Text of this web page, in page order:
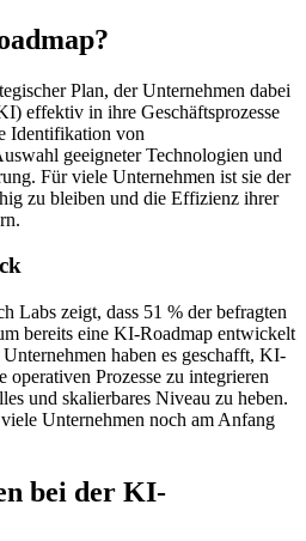
Plan, der Unternehmen dabei
effektiv in ihre Geschäftsprozesse
Identifikation von
geeigneter Technologien und
Für viele Unternehmen ist sie der
zu bleiben und die Effizienz ihrer
Labs zeigt, dass 51 % der befragten
bereits eine KI-Roadmap entwickelt
haben es geschafft, KI-
Prozesse zu integrieren
und skalierbares Niveau zu heben.
Unternehmen noch am Anfang
bei der KI-